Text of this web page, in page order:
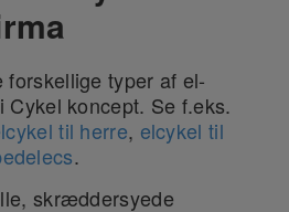
forskellige typer af el-
Cykel koncept. Se f.eks.
til herre, elcykel til
.
skræddersyede